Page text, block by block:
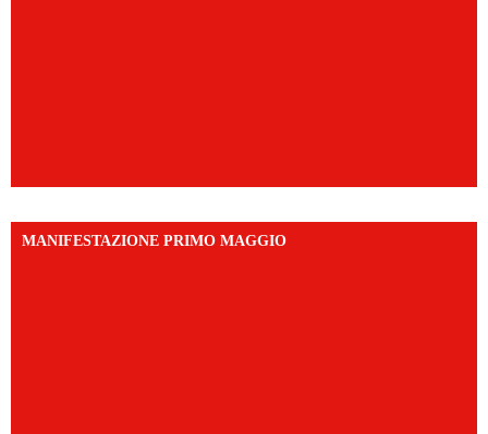
MANIFESTAZIONE PRIMO MAGGIO